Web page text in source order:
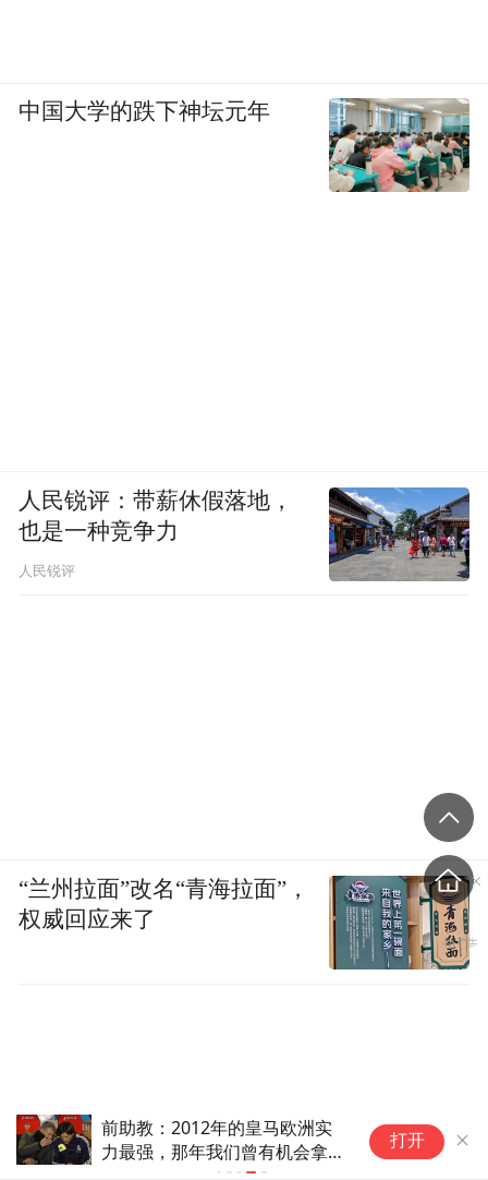
前助教：2012年的皇马欧洲实
力最强，那年我们曾有机会拿欧
打开
中国大学的跌下神坛元年
人民锐评：带薪休假落地，
也是一种竞争力
人民锐评
“兰州拉面”改名“青海拉面”，
权威回应来了